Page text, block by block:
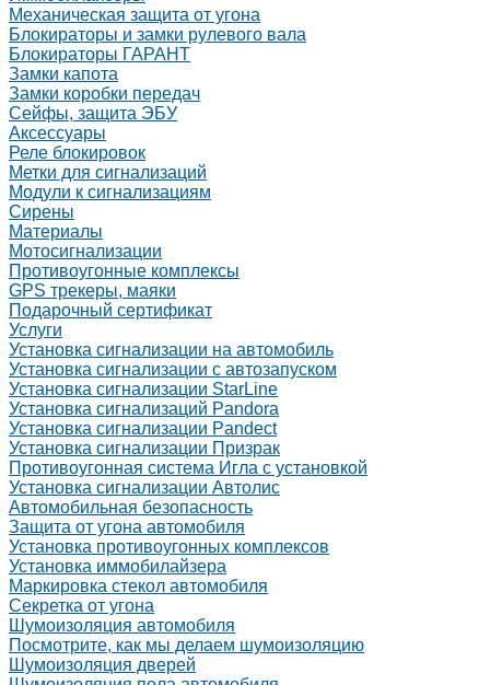
Механическая защита от угона
Блокираторы и замки рулевого вала
Блокираторы ГАРАНТ
Замки капота
Замки коробки передач
Сейфы, защита ЭБУ
Аксессуары
Реле блокировок
Метки для сигнализаций
Модули к сигнализациям
Сирены
Материалы
Мотосигнализации
Противоугонные комплексы
GPS трекеры, маяки
Подарочный сертификат
Услуги
Установка сигнализации на автомобиль
Установка сигнализации с автозапуском
Установка сигнализации StarLine
Установка сигнализаций Pandora
Установка сигнализации Pandect
Установка сигнализации Призрак
Противоугонная система Игла с установкой
Установка сигнализации Автолис
Автомобильная безопасность
Защита от угона автомобиля
Установка противоугонных комплексов
Установка иммобилайзера
Маркировка стекол автомобиля
Секретка от угона
Шумоизоляция автомобиля
Посмотрите, как мы делаем шумоизоляцию
Шумоизоляция дверей